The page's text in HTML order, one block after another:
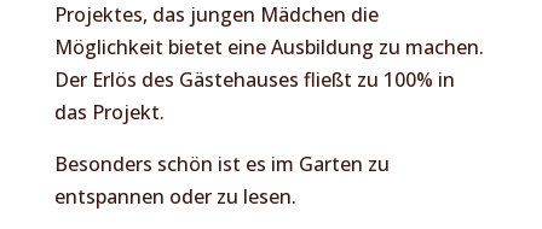
Projektes, das jungen Mädchen die
Möglichkeit bietet eine Ausbildung zu machen.
Der Erlös des Gästehauses fließt zu 100% in
das Projekt.
Besonders schön ist es im Garten zu
entspannen oder zu lesen.